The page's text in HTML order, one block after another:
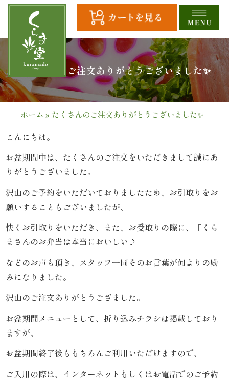
へ
ス
キ
HOME
全
覧
幕
内
弁
当
詰
弁
当
たくさんのご注文ありがとうございました✨
ホーム » たくさんのご注文ありがとうございました✨
こんにちは。
お盆期間中は、たくさんのご注文をいただきまして誠にあ
りがとうございました。
沢山のご予約をいただいておりましたため、お引取りをお
願いすることもございましたが、
快くお引取りをいただき、また、お受取りの際に、「くら
まさんのお弁当は本当においしい♪」
などのお声も頂き、スタッフ一同そのお言葉が何よりの励
みになりました。
沢山のご注文ありがとうござました。
お盆期間メニューとして、折り込みチラシは掲載しており
ますが、
お盆期間終了後ももちろんご利用いただけますので、
ご入用の際は、インターネットもしくはお電話でのご予約